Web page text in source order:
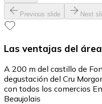
Previous slide Next
Las ventajas del área
A 200 m del castillo de
degustación del Cru
con todos los comercios
Beaujolais